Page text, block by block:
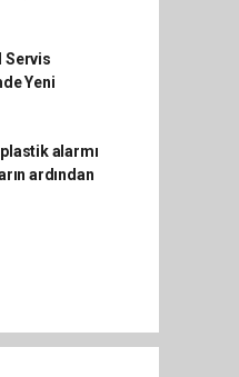
Servis
Yeni
alarmı
ardından